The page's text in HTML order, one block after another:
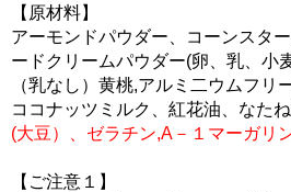
【原材料】
アーモンドパウダー、コーンスタ
ードクリームパウダー(卵、乳、小
（乳なし）黄桃,アルミ二ウムフリ
ココナッツミルク、紅花油、なたね
(大豆）、ゼラチン,A－１マーガリ
【ご注意１】